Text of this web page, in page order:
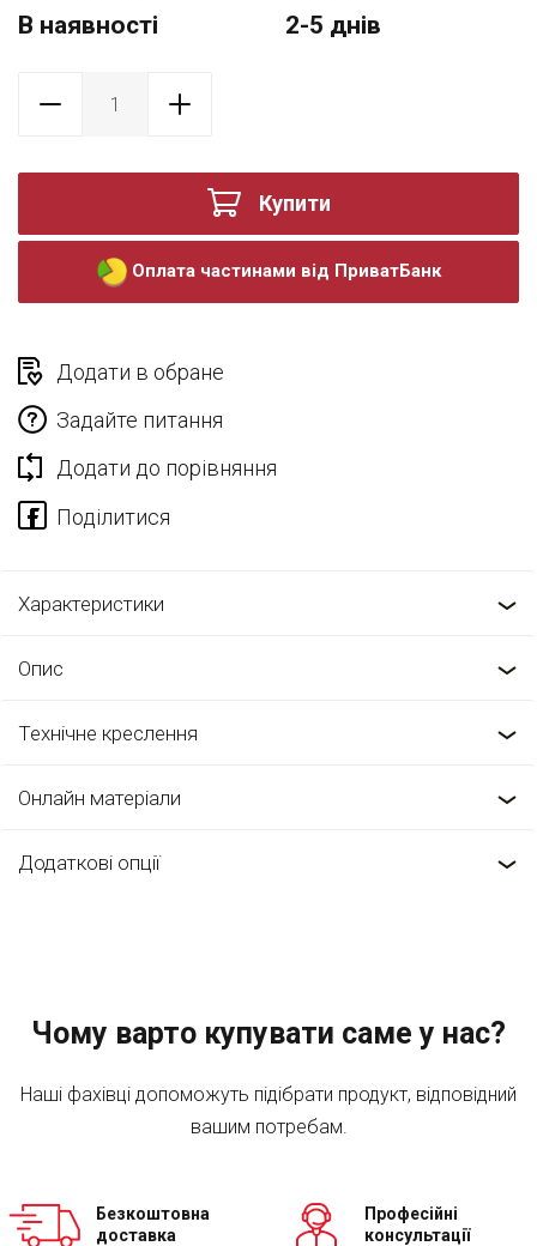
В наявності 2-5 днів
Купити
Оплата частинами від ПриватБанк
Додати в обране
Задайте питання
Додати до порівняння
Характеристики
Опис
Технічне креслення
Онлайн матеріали
Додаткові опції
Чому варто купувати саме у нас?
Наші фахівці допоможуть підібрати продукт, відповідний
вашим потребам.
Безкоштовна
доставка
Професійні
консультації